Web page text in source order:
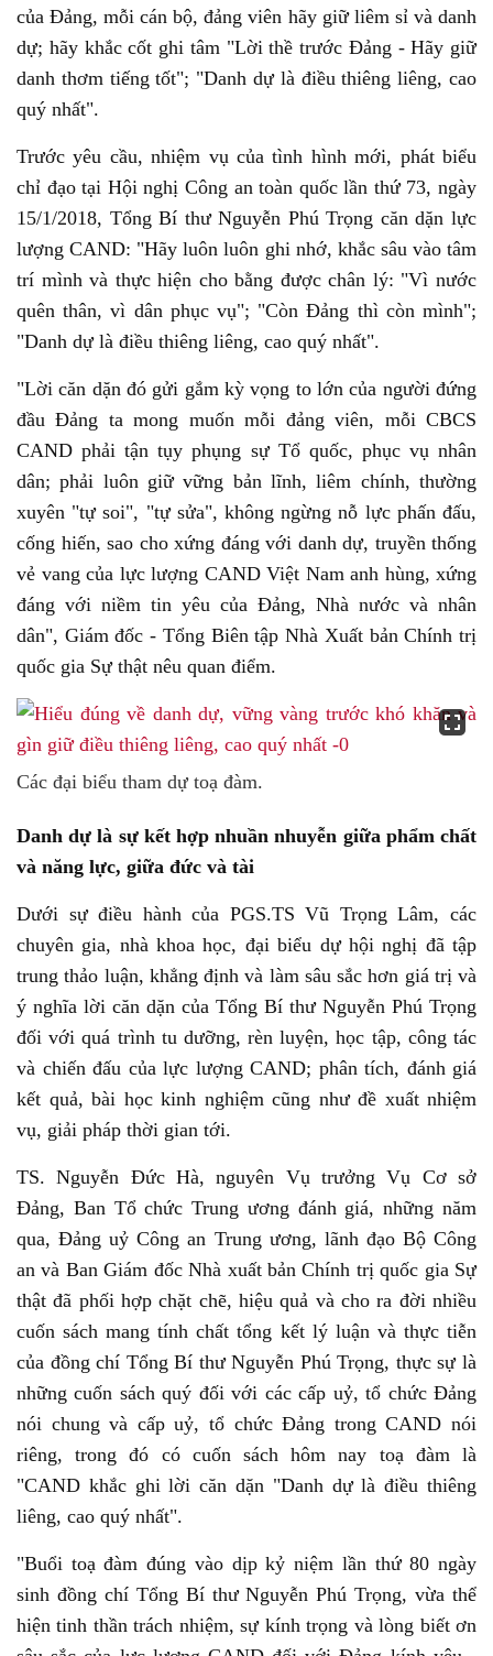
của Đảng, mỗi cán bộ, đảng viên hãy giữ liêm sỉ và danh
dự; hãy khắc cốt ghi tâm "Lời thề trước Đảng - Hãy giữ
danh thơm tiếng tốt"; "Danh dự là điều thiêng liêng, cao
quý nhất".
Trước yêu cầu, nhiệm vụ của tình hình mới, phát biểu
chỉ đạo tại Hội nghị Công an toàn quốc lần thứ 73, ngày
15/1/2018, Tổng Bí thư Nguyễn Phú Trọng căn dặn lực
lượng CAND: "Hãy luôn luôn ghi nhớ, khắc sâu vào tâm
trí mình và thực hiện cho bằng được chân lý: "Vì nước
quên thân, vì dân phục vụ"; "Còn Đảng thì còn mình";
"Danh dự là điều thiêng liêng, cao quý nhất".
"Lời căn dặn đó gửi gắm kỳ vọng to lớn của người đứng
đầu Đảng ta mong muốn mỗi đảng viên, mỗi CBCS
CAND phải tận tụy phụng sự Tổ quốc, phục vụ nhân
dân; phải luôn giữ vững bản lĩnh, liêm chính, thường
xuyên "tự soi", "tự sửa", không ngừng nỗ lực phấn đấu,
cống hiến, sao cho xứng đáng với danh dự, truyền thống
vẻ vang của lực lượng CAND Việt Nam anh hùng, xứng
đáng với niềm tin yêu của Đảng, Nhà nước và nhân
dân", Giám đốc - Tổng Biên tập Nhà Xuất bản Chính trị
quốc gia Sự thật nêu quan điểm.
Các đại biểu tham dự toạ đàm.
Danh dự là sự kết hợp nhuần nhuyễn giữa phẩm chất
và năng lực, giữa đức và tài
Dưới sự điều hành của PGS.TS Vũ Trọng Lâm, các
chuyên gia, nhà khoa học, đại biểu dự hội nghị đã tập
trung thảo luận, khẳng định và làm sâu sắc hơn giá trị và
ý nghĩa lời căn dặn của Tổng Bí thư Nguyễn Phú Trọng
đối với quá trình tu dưỡng, rèn luyện, học tập, công tác
và chiến đấu của lực lượng CAND; phân tích, đánh giá
kết quả, bài học kinh nghiệm cũng như đề xuất nhiệm
vụ, giải pháp thời gian tới.
TS. Nguyễn Đức Hà, nguyên Vụ trưởng Vụ Cơ sở
Đảng, Ban Tổ chức Trung ương đánh giá, những năm
qua, Đảng uỷ Công an Trung ương, lãnh đạo Bộ Công
an và Ban Giám đốc Nhà xuất bản Chính trị quốc gia Sự
thật đã phối hợp chặt chẽ, hiệu quả và cho ra đời nhiều
cuốn sách mang tính chất tổng kết lý luận và thực tiễn
của đồng chí Tổng Bí thư Nguyễn Phú Trọng, thực sự là
những cuốn sách quý đối với các cấp uỷ, tổ chức Đảng
nói chung và cấp uỷ, tổ chức Đảng trong CAND nói
riêng, trong đó có cuốn sách hôm nay toạ đàm là
"CAND khắc ghi lời căn dặn "Danh dự là điều thiêng
liêng, cao quý nhất".
"Buổi toạ đàm đúng vào dịp kỷ niệm lần thứ 80 ngày
sinh đồng chí Tổng Bí thư Nguyễn Phú Trọng, vừa thể
hiện tinh thần trách nhiệm, sự kính trọng và lòng biết ơn